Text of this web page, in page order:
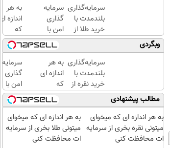
سرمایه‌گذاری
بلندمدت با
خرید طلا از
دیجی‌کالا
سرمایه
گذاری
امن با
طلا و
نقره
دیجی
کالا
به هر
اندازه
که
میخوای
میتونی
نقره
بخری از
سرمایه
ات
کنی
وبگردی
سرمایه‌گذاری
بلندمدت با
خرید نقره از
دیجی‌کالا
به هر
اندازه ای
که
میخوای
میتونی
نقره
بخری از
سرمایه
سرمایه
گذاری
امن با
طلا و
نقره
دیجی
کالا
مطالب پیشنهادی
به هر اندازه ای که میخوای
میتونی نقره بخری از سرمایه
ات محافظت کنی
به هر اندازه ای که میخوای
میتونی طلا بخری از سرمایه
ات محافظت کنی